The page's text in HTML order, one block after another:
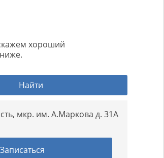
хороший
Найти
мкр. им. А.Маркова д. 31А
Записаться